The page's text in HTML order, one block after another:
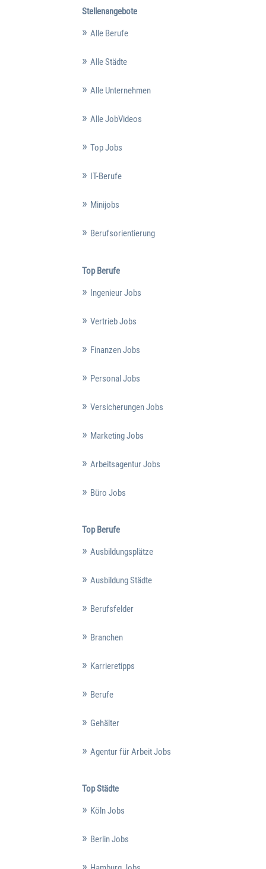
Stellenangebote
Alle Berufe
Alle Städte
Alle Unternehmen
Alle JobVideos
Top Jobs
IT-Berufe
Minijobs
Berufsorientierung
Top Berufe
Ingenieur Jobs
Vertrieb Jobs
Finanzen Jobs
Personal Jobs
Versicherungen Jobs
Marketing Jobs
Arbeitsagentur Jobs
Büro Jobs
Top Berufe
Ausbildungsplätze
Ausbildung Städte
Berufsfelder
Branchen
Karrieretipps
Berufe
Gehälter
Agentur für Arbeit Jobs
Top Städte
Köln Jobs
Berlin Jobs